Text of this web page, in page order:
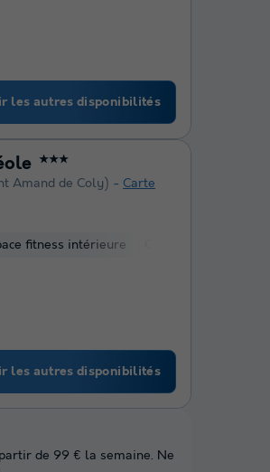
les autres disponibilités
★★★
Amand de Coly)
Carte
fitness intérieure
les autres disponibilités
de 99 € la semaine. Ne